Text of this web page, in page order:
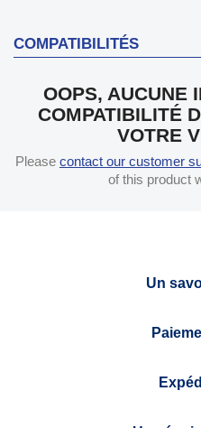
COMPATIBILITÉS
OOPS, AUCUNE
COMPATIBILITÉ
VOTRE
Please contact our customer
of this product
Un